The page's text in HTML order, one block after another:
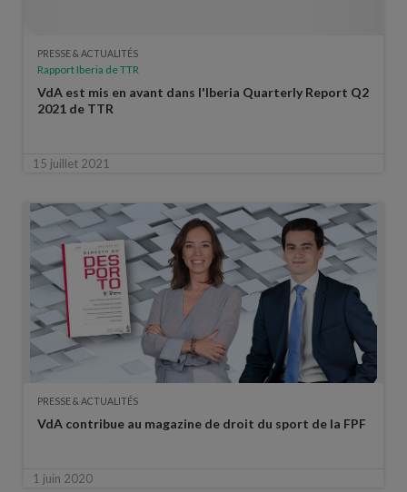
PRESSE & ACTUALITÉS
Rapport Iberia de TTR
VdA est mis en avant dans l'Iberia Quarterly Report Q2
2021 de TTR
15 juillet 2021
PRESSE & ACTUALITÉS
VdA contribue au magazine de droit du sport de la FPF
1 juin 2020